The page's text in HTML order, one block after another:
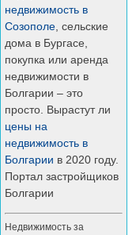
недвижимость в
Созополе , сельские
дома в Бургасе,
покупка или аренда
недвижимости в
Болгарии – это
просто. Вырастут ли
цены на
недвижимость в
Болгарии в 2020 году.
Портал застройщиков
Болгарии
Недвижимость за